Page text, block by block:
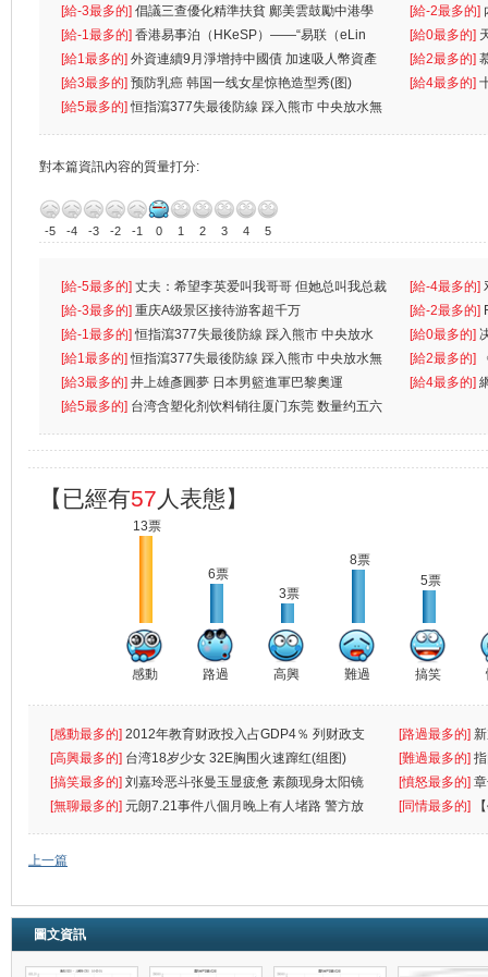
首位 一
[給-3最多的] 倡議三查優化精準扶貧 鄺美雲鼓勵中港學
生
[給-2最多的]
人
[給-1最多的] 香港易事泊（HKeSP）——“易联（eLin
k）”项目
[給0最多的]
[給1最多的] 外資連續9月淨增持中國債 加速吸人幣資產 [給2最多的]
[給3最多的] 预防乳癌 韩国一线女星惊艳造型秀(图) [給4最多的]
[給5最多的]恒指瀉377失最後防線 踩入熊市 中央放水無
對本篇資訊內容的質量打分:
-5 -4 -3 -2 -1 0 1 2 3 4 5
[給-5最多的] 丈夫：希望李英爱叫我哥哥 但她总叫我总裁
先
[給-4最多的]
离
[給-3最多的] 重庆A级景区接待游客超千万 [給-2最多的]
[給-1最多的]恒指瀉377失最後防線 踩入熊市 中央放水
無
[給0最多的]
[給1最多的]恒指瀉377失最後防線 踩入熊市 中央放水無 [給2最多的]
[給3最多的] 井上雄彥圓夢 日本男籃進軍巴黎奧運 [給4最多的]
[給5最多的] 台湾含塑化剂饮料销往厦门东莞 数量约五六
【已經有57 人表態】
13票
感動
6票
路過
3票
高興
8票
難過
5票
搞笑
[感動最多的] 2012年教育财政投入占GDP4％ 列财政支
出首位
[路過最多的]
[高興最多的] 台湾18岁少女 32E胸围火速蹿红(组图) [難過最多的]
罪
[搞笑最多的] 刘嘉玲恶斗张曼玉显疲惫 素颜现身太阳镜
遮
[憤怒最多的]
[無聊最多的] 元朗7.21事件八個月晚上有人堵路 警方放
催
[同情最多的]
敗
上一篇
圖文資訊